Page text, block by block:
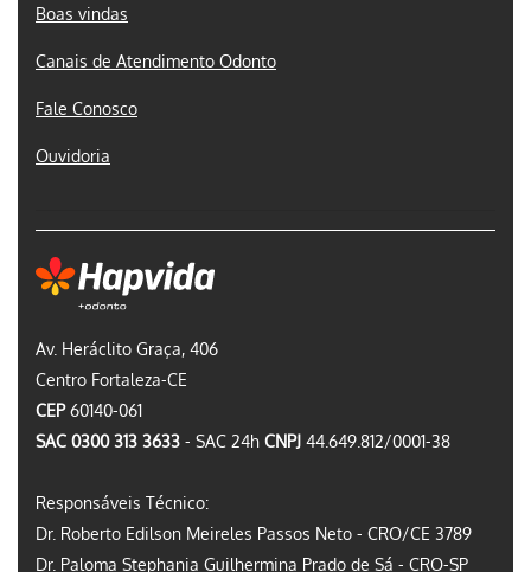
Av. Heráclito Graça, 406
Centro Fortaleza-CE
CEP60140-061
SAC 0300 313 3633 - SAC 24h CNPJ 44.649.812/0001-38
Responsáveis Técnico:
Dr. Roberto Edilson Meireles Passos Neto - CRO/CE 3789
Dr. Paloma Stephania Guilhermina Prado de Sá - CRO-SP
Boas vindas
Canais de Atendimento Odonto
Fale Conosco
Ouvidoria